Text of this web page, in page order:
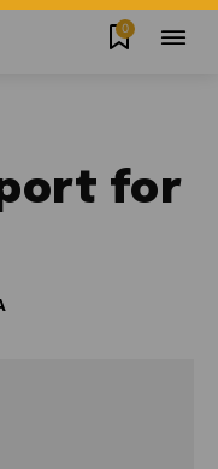
0
for